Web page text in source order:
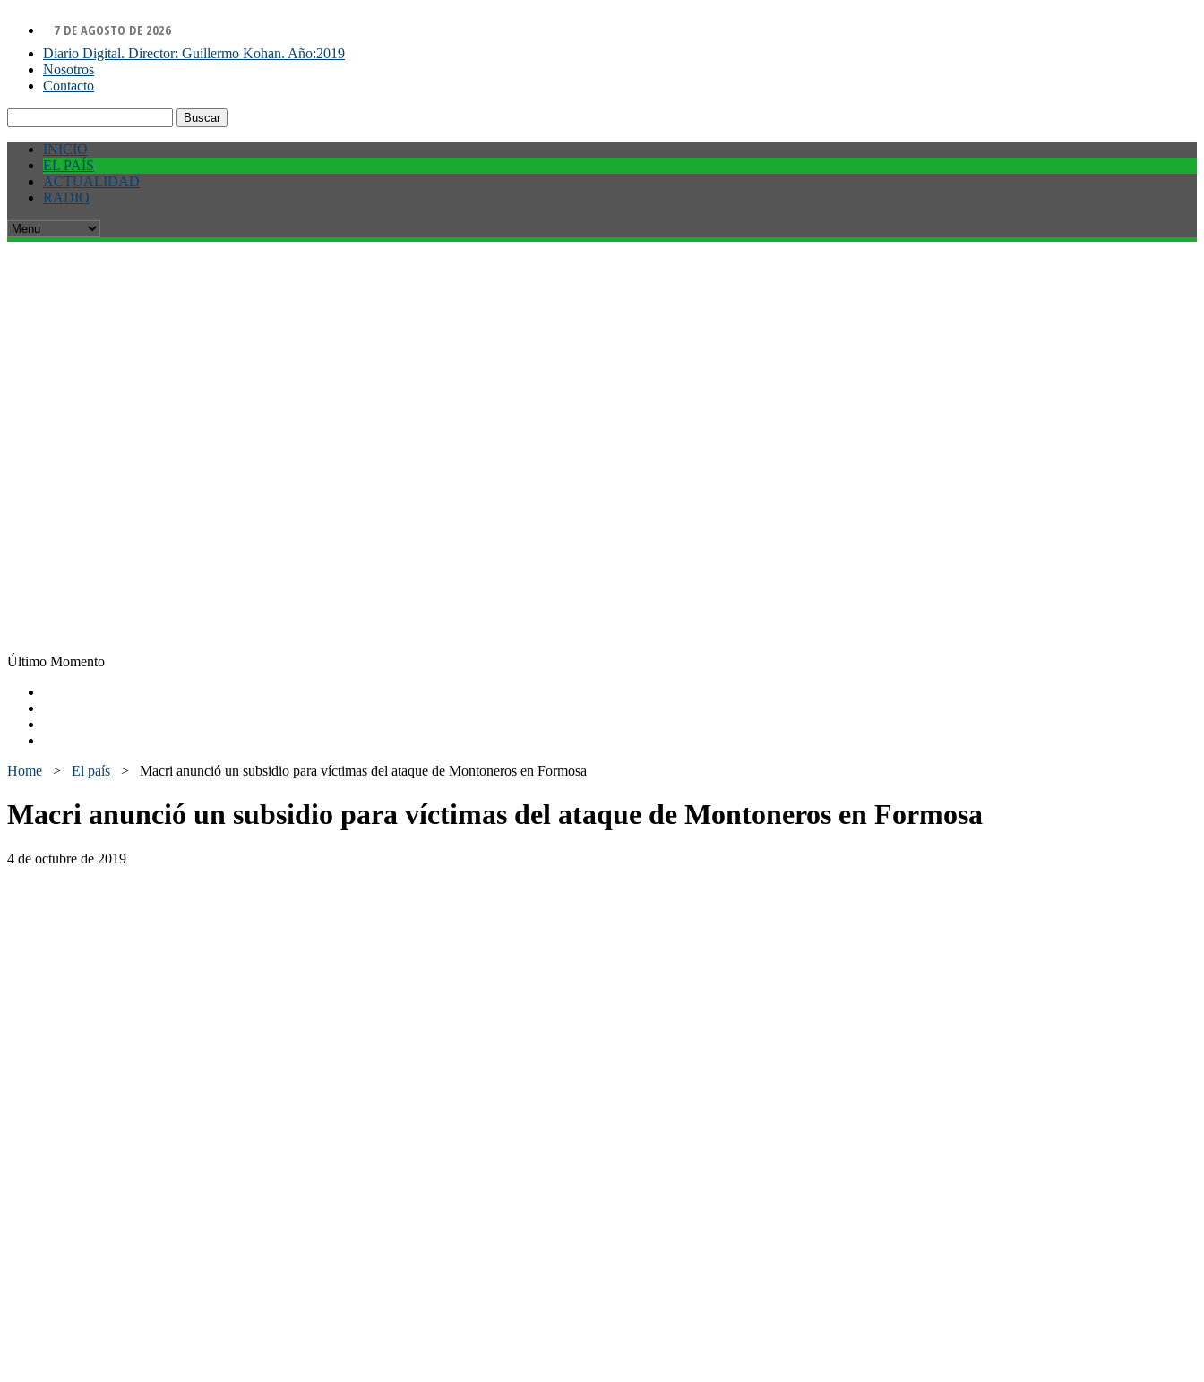
7 DE AGOSTO DE 2026
Diario Digital. Director: Guillermo Kohan. Año:2019
Nosotros
Contacto
INICIO
EL PAÍS
ACTUALIDAD
RADIO
Último Momento
Home > El país > Macri anunció un subsidio para víctimas del ataque de Montoneros en Formosa
Macri anunció un subsidio para víctimas del ataque de Montoneros en Formosa
4 de octubre de 2019